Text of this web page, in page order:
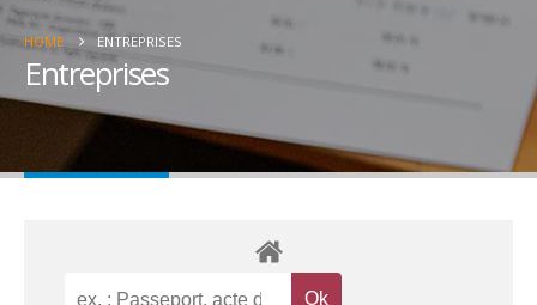
HOME ENTREPRISES
Entreprises